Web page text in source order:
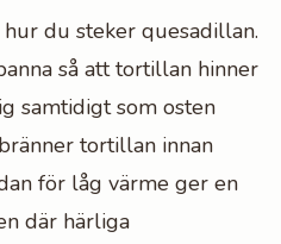
du steker quesadillan.
så att tortillan hinner
samtidigt som osten
tortillan innan
för låg värme ger en
där härliga